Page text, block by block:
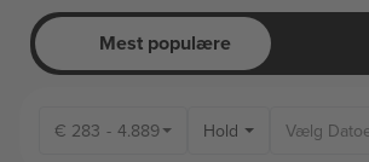
Mest populære
€ 283 - 4.889 Hold